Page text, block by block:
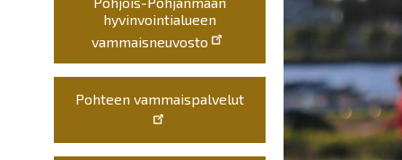
hyvinvointialueen
vammaisneuvosto
Pohteen vammaispalvelut